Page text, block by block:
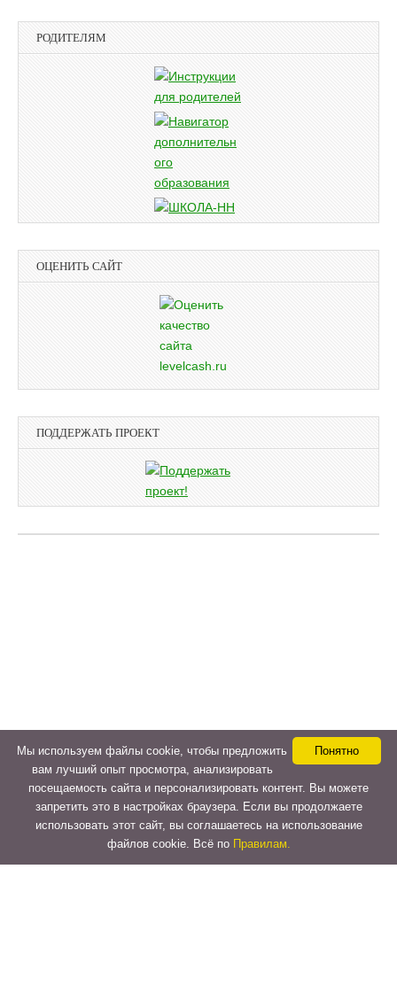
РОДИТЕЛЯМ
ОЦЕНИТЬ САЙТ
ПОДДЕРЖАТЬ ПРОЕКТ
Понятно
Мы используем файлы cookie, чтобы предложить
вам лучший опыт просмотра, анализировать
посещаемость сайта и персонализировать контент. Вы можете
запретить это в настройках браузера. Если вы продолжаете
использовать этот сайт, вы соглашаетесь на использование
файлов cookie. Всё по Правилам.